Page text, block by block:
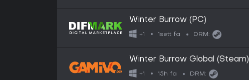
Winter Burrow (PC)
+1 1sett fa DRM:
Winter Burrow Global (Steam)
+1 15h fa DRM: